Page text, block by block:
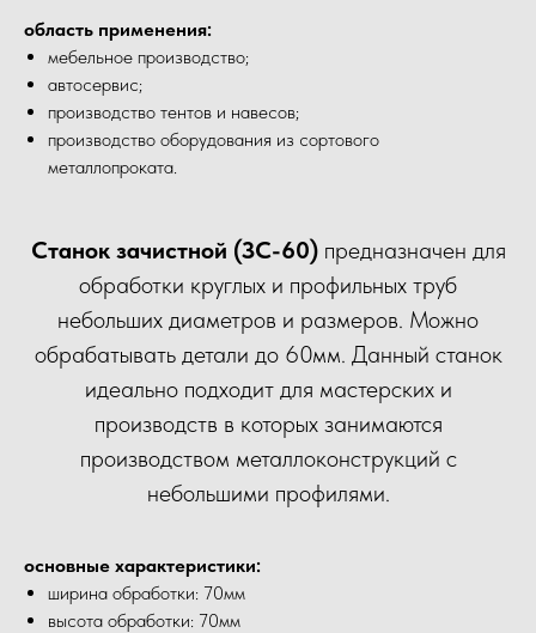
область применения:
мебельное производство;
автосервис;
производство тентов и навесов;
производство оборудования из сортового
металлопроката.
Станок зачистной (ЗС-60) предназначен для
обработки круглых и профильных труб
небольших диаметров и размеров. Можно
обрабатывать детали до 60мм. Данный станок
идеально подходит для мастерских и
производств в которых занимаются
производством металлоконструкций с
небольшими профилями.
основные характеристики:
ширина обработки: 70мм
высота обработки: 70мм